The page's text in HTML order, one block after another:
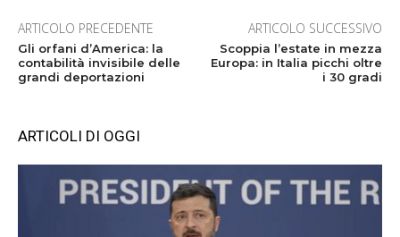
ARTICOLO PRECEDENTE
Gli orfani d’America: la
contabilità invisibile delle
grandi deportazioni
ARTICOLO SUCCESSIVO
Scoppia l’estate in mezza
Europa: in Italia picchi oltre
i 30 gradi
ARTICOLI DI OGGI